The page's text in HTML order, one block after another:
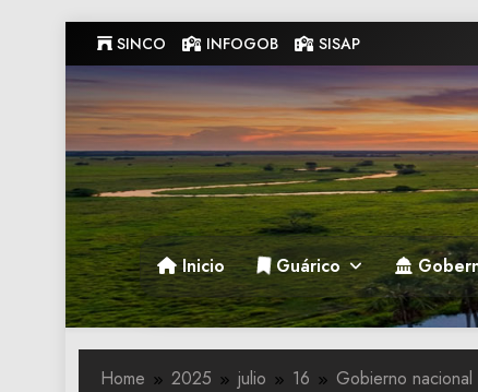
to
content
SINCO INFOGOB SISAP
Gobernacion de Guarico
Gobernacion de Guarico
Inicio Guárico
Home 2025 julio 16 Gobierno